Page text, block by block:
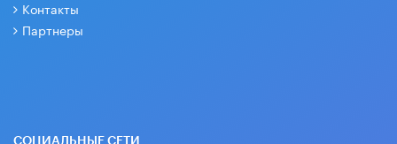
Контакты
Партнеры
СОЦИАЛЬНЫЕ СЕТИ